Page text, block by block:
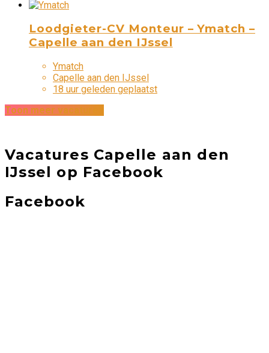
Loodgieter-CV Monteur – Ymatch –
Capelle aan den IJssel
Ymatch
Capelle aan den IJssel
18 uur geleden geplaatst
Toon meer vacatures
Vacatures Capelle aan den
IJssel op Facebook
Facebook